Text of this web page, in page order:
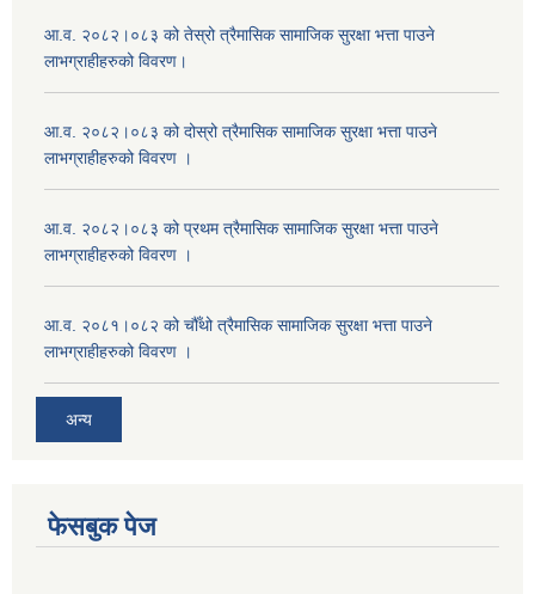
आ.व. २०८२।०८३ को तेस्रो त्रैमासिक सामाजिक सुरक्षा भत्ता पाउने
लाभग्राहीहरुको विवरण।
आ.व. २०८२।०८३ को दोस्रो त्रैमासिक सामाजिक सुरक्षा भत्ता पाउने
लाभग्राहीहरुको विवरण ।
आ.व. २०८२।०८३ को प्रथम त्रैमासिक सामाजिक सुरक्षा भत्ता पाउने
लाभग्राहीहरुको विवरण ।
आ.व. २०८१।०८२ को चौँथो त्रैमासिक सामाजिक सुरक्षा भत्ता पाउने
लाभग्राहीहरुको विवरण ।
अन्य
फेसबुक पेज